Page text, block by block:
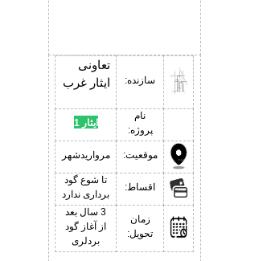
سازنده:
تعاونی
ایثار غرب
نام
پروژه:
ایثار 1
موقعیت: مرواریدشهر
اقساط:
تا شوع گود
برداری ندارد
زمان
تحویل:
3 سال بعد
از آغاز گود
بردلری